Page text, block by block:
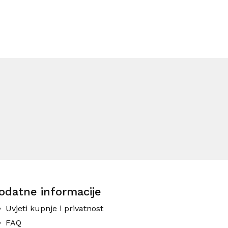
informacije
Uvjeti kupnje i privatnost
FAQ